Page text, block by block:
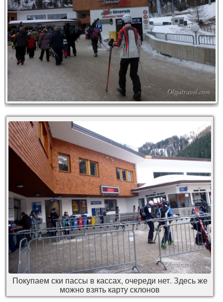
Покупаем ски пассы в кассах, очереди нет. Здесь же
можно взять карту склонов